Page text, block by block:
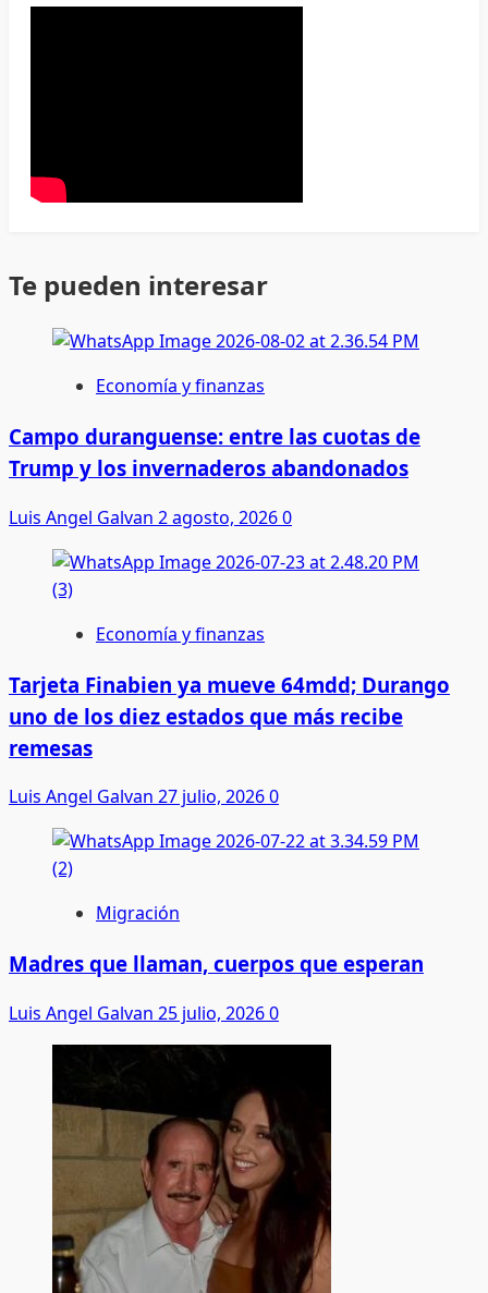
Te pueden interesar
Economía y finanzas
Campo duranguense: entre las cuotas de
Trump y los invernaderos abandonados
Luis Angel Galvan 2 agosto, 20260
Economía y finanzas
Tarjeta Finabien ya mueve 64mdd; Durango
uno de los diez estados que más recibe
remesas
Luis Angel Galvan 27 julio, 20260
Migración
Madres que llaman, cuerpos que esperan
Luis Angel Galvan 25 julio, 20260